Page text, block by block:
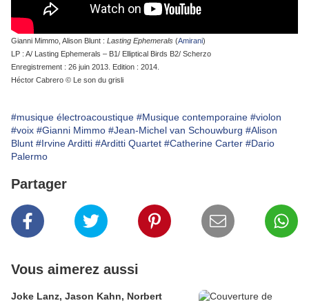
Gianni Mimmo, Alison Blunt : Lasting Ephemerals (Amirani)
LP : A/ Lasting Ephemerals – B1/ Elliptical Birds B2/ Scherzo
Enregistrement : 26 juin 2013. Edition : 2014.
Héctor Cabrero © Le son du grisli
#musique électroacoustique #Musique contemporaine #violon
#voix #Gianni Mimmo #Jean-Michel van Schouwburg #Alison
Blunt #Irvine Arditti #Arditti Quartet #Catherine Carter #Dario
Palermo
Partager
Vous aimerez aussi
Joke Lanz, Jason Kahn, Norbert